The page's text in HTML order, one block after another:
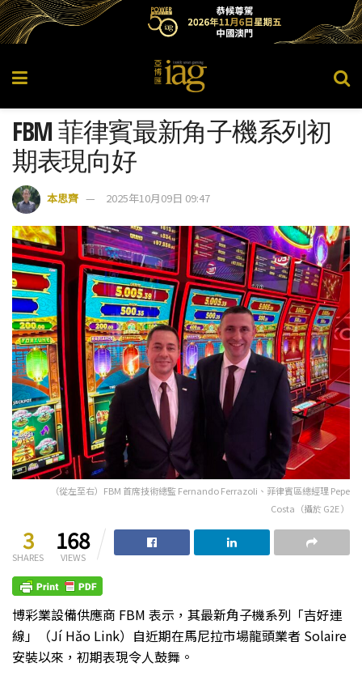
FBM 菲律賓最新角子機系列初
期表現向好
本思齊 2025年10月09日 09:47
（從左至右）FBM 首席技術總監 Fernando Ferrazoli、菲律賓區總經理 Pepe
Costa（攝於 G2E ）
3
SHARES
168
VIEWS
博彩業設備供應商 FBM 表示，其最新角子機系列「吉好連
線」（Jí Hǎo Link）自近期在馬尼拉市場龍頭業者 Solaire
安裝以來，初期表現令人鼓舞。